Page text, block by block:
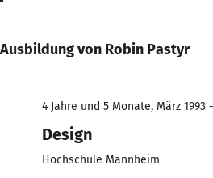
Ausbildung von Robin Pastyr
4 Jahre und 5 Monate, März 1993
Design
Hochschule Mannheim